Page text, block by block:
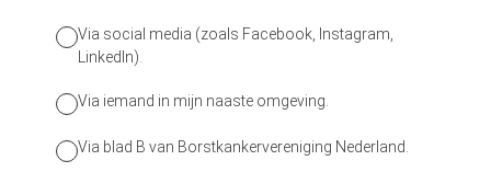
Via social media (zoals Facebook, Instagram,
LinkedIn).
Via iemand in mijn naaste omgeving.
Via blad B van Borstkankervereniging Nederland.